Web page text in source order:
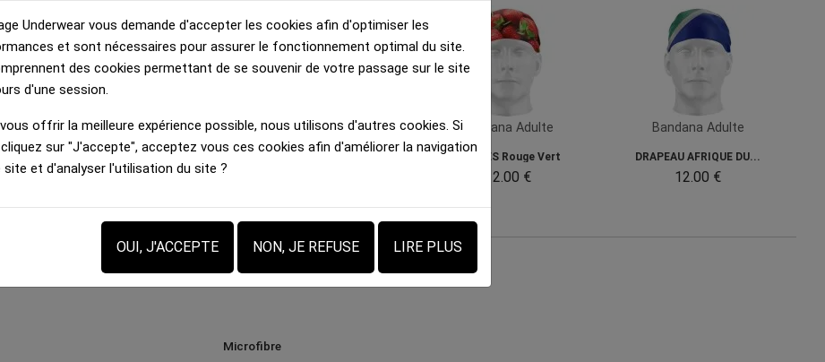
Bandana Adulte
PERSONNALISABLE...
15.00 €
Bandana Adulte Bandana Adulte
FRAISES Rouge Vert
12.00 €
Bandana Adulte
DRAPEAU AFRIQUE DU...
12.00 €
Microfibre
Underwear vous demande d'accepter les cookies afin d'optimiser les
et sont nécessaires pour assurer le fonctionnement optimal du site.
des cookies permettant de se souvenir de votre passage sur le site
d'une session.
offrir la meilleure expérience possible, nous utilisons d'autres cookies. Si
sur "J'accepte", acceptez vous ces cookies afin d'améliorer la navigation
site et d'analyser l'utilisation du site ?
OUI, J'ACCEPTE NON, JE REFUSE LIRE PLUS